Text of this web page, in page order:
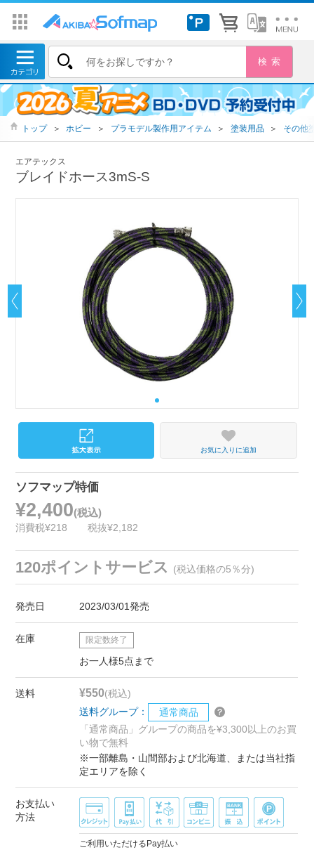
トップ ＞ ホビー ＞ プラモデル製作用アイテム ＞ 塗装用品 ＞ その他
エアテックス
ブレイドホース3mS-S
お気に入りに追加
ソフマップ特価
¥2,400(税込)
消費税¥218 税抜¥2,182
120ポイントサービス (税込価格の5％分)
発売日 2023/03/01発売
在庫 限定数終了
お一人様5点まで
送料 ¥550(税込)
送料グループ：
通常商品
「通常商品」グループの商品を¥3,300以上のお買
い物で無料
※一部離島・山間部および北海道、または当社指
定エリアを除く
お支払い
方法
ご利用いただけるPay払い